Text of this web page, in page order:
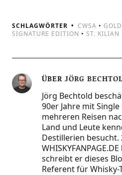
SCHLAGWÖRTER CWSA •
SIGNATURE EDITION • ST. KILIAN
ÜBER JÖRG
Jörg Bechtold
90er Jahre mit
mehreren Reisen
Land und Leute
Destillerien besucht.
schreibt er dieses
Referent für Whisky-